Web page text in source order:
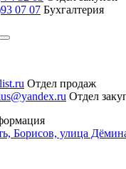
07 07 Бухгалтерия
Отдел продаж
Отдел
Борисов, улица